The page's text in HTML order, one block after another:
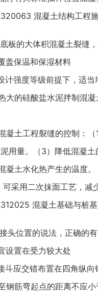
混凝土结构工程
板的大体积混凝土裂缝
盖保温和保湿材料
计强度等级前提下，适当
大的硅酸盐水泥拌制混
凝土工程裂缝的控制：
用量。（3）降低混凝
凝土水化热产生的温度
采用二次抹面工艺，减
混凝土基础与桩
头位置的说法，正确的有
设置在受力较大处
斗应交错布置在四角纵向
钢筋弯起点的距离不应